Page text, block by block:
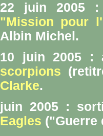
22 juin 2005 :
"Mission pour
Albin Michel.
10 juin 2005 :
scorpions
Clarke.
juin 2005 :
Eagles ("Guerre